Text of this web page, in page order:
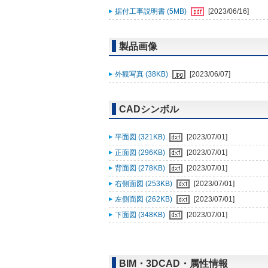
据付工事説明書 (5MB) [2023/06/16]
製品画像
外観写真 (38KB) [2023/06/07]
CADシンボル
平面図 (321KB)
[2023/07/01]
正面図 (296KB)
[2023/07/01]
背面図 (278KB)
[2023/07/01]
右側面図 (253KB)
[2023/07/01]
左側面図 (262KB)
[2023/07/01]
下面図 (348KB)
[2023/07/01]
BIM・3DCAD・属性情報